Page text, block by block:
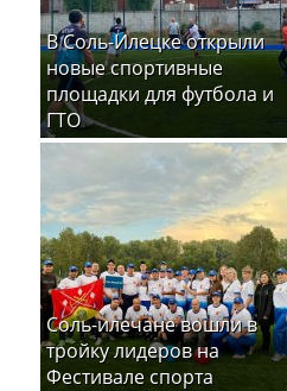
В Соль-Илецке открыли
новые спортивные
площадки для футбола и
ГТО
Соль-илечане вошли в
тройку лидеров на
Фестивале спорта